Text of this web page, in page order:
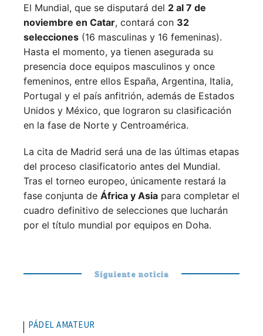
El Mundial, que se disputará del 2 al 7 de
noviembre en Catar, contará con 32
selecciones (16 masculinas y 16 femeninas).
Hasta el momento, ya tienen asegurada su
presencia doce equipos masculinos y once
femeninos, entre ellos España, Argentina, Italia,
Portugal y el país anfitrión, además de Estados
Unidos y México, que lograron su clasificación
en la fase de Norte y Centroamérica.
La cita de Madrid será una de las últimas etapas
del proceso clasificatorio antes del Mundial.
Tras el torneo europeo, únicamente restará la
fase conjunta de África y Asia para completar el
cuadro definitivo de selecciones que lucharán
por el título mundial por equipos en Doha.
Siguiente noticia
PÁDEL AMATEUR